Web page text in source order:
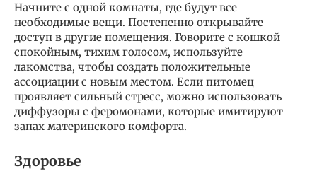
Начните с одной комнаты, где будут все
необходимые вещи. Постепенно открывайте
доступ в другие помещения. Говорите с кошкой
спокойным, тихим голосом, используйте
лакомства, чтобы создать положительные
ассоциации с новым местом. Если питомец
проявляет сильный стресс, можно использовать
диффузоры с феромонами, которые имитируют
запах материнского комфорта.
Здоровье